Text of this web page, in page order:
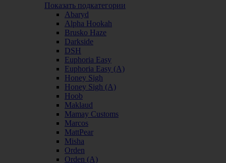
Показать подкатегории
Abaryd
Alpha Hookah
Brusko Haze
Darkside
DSH
Euphoria Easy
Euphoria Easy (А)
Honey Sigh
Honey Sigh (А)
Hoob
Maklaud
Mamay Customs
Marcos
MattPear
Misha
Orden
Orden (А)